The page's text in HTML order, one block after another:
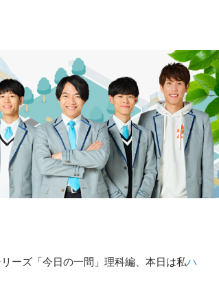
ーズ「今日の一問」理科編、本日は私ハ